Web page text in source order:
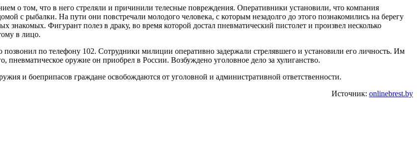
о том, что в него стреляли и причинили телесные повреждения. Оперативники установили, что компания
с рыбалки. На пути они повстречали молодого человека, с которым незадолго до этого познакомились на берегу
Фигурант полез в драку, во время которой достал пневматический пистолет и произвел несколько
в лицо.
по телефону 102. Сотрудники милиции оперативно задержали стрелявшего и установили его личность. Им
пневматическое оружие он приобрел в России. Возбуждено уголовное дело за хулиганство.
и боеприпасов граждане освобождаются от уголовной и административной ответственности.
Источник: onlinebrest.by